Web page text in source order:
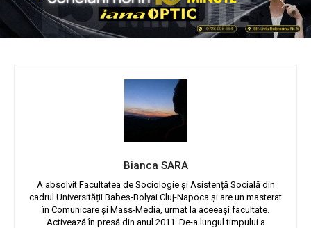
Bianca SARA
A absolvit Facultatea de Sociologie și Asistență Socială din
cadrul Universității Babeș-Bolyai Cluj-Napoca și are un masterat
în Comunicare și Mass-Media, urmat la aceeași facultate.
Activează în presă din anul 2011. De-a lungul timpului a